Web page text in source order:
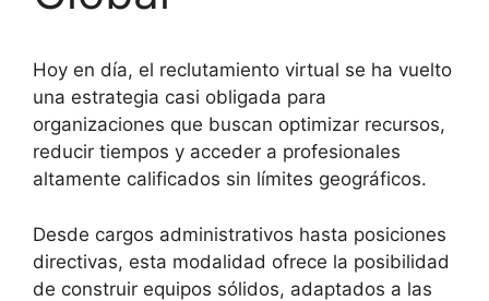
Hoy en día, el reclutamiento virtual se ha vuelto
una estrategia casi obligada para
organizaciones que buscan optimizar recursos,
reducir tiempos y acceder a profesionales
altamente calificados sin límites geográficos.
Desde cargos administrativos hasta posiciones
directivas, esta modalidad ofrece la posibilidad
de construir equipos sólidos, adaptados a las